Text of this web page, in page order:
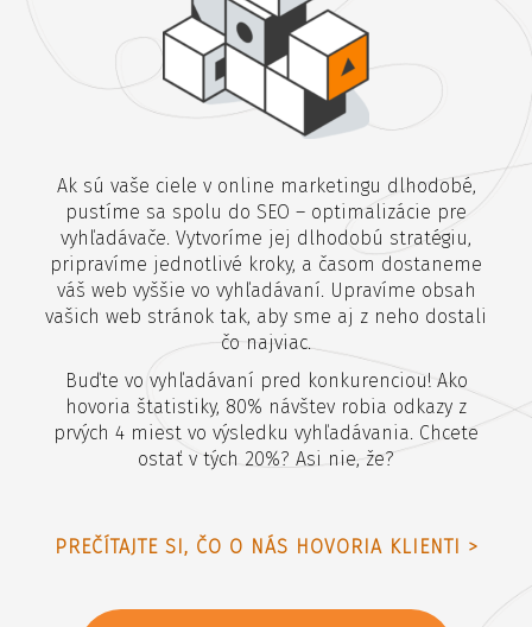
Ak sú vaše ciele v online marketingu dlhodobé,
pustíme sa spolu do SEO – optimalizácie pre
vyhľadávače. Vytvoríme jej dlhodobú stratégiu,
pripravíme jednotlivé kroky, a časom dostaneme
váš web vyššie vo vyhľadávaní. Upravíme obsah
vašich web stránok tak, aby sme aj z neho dostali
čo najviac.
Buďte vo vyhľadávaní pred konkurenciou! Ako
hovoria štatistiky, 80% návštev robia odkazy z
prvých 4 miest vo výsledku vyhľadávania. Chcete
ostať v tých 20%? Asi nie, že?
PREČÍTAJTE SI, ČO O NÁS HOVORIA KLIENTI >